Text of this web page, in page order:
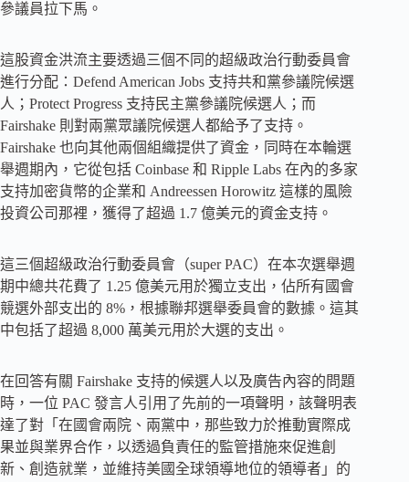
參議員拉下馬。
這股資金洪流主要透過三個不同的超級政治行動委員會
進行分配：Defend American Jobs 支持共和黨參議院候選
人；Protect Progress 支持民主黨參議院候選人；而
Fairshake 則對兩黨眾議院候選人都給予了支持。
Fairshake 也向其他兩個組織提供了資金，同時在本輪選
舉週期內，它從包括 Coinbase 和 Ripple Labs 在內的多家
支持加密貨幣的企業和 Andreessen Horowitz 這樣的風險
投資公司那裡，獲得了超過 1.7 億美元的資金支持。
這三個超級政治行動委員會（super PAC）在本次選舉週
期中總共花費了 1.25 億美元用於獨立支出，佔所有國會
競選外部支出的 8%，根據聯邦選舉委員會的數據。這其
中包括了超過 8,000 萬美元用於大選的支出。
在回答有關 Fairshake 支持的候選人以及廣告內容的問題
時，一位 PAC 發言人引用了先前的一項聲明，該聲明表
達了對「在國會兩院、兩黨中，那些致力於推動實際成
果並與業界合作，以透過負責任的監管措施來促進創
新、創造就業，並維持美國全球領導地位的領導者」的